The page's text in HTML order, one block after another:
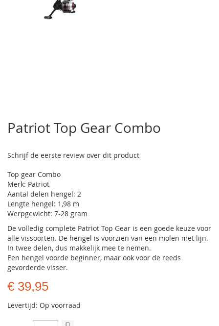
het
begin
de
gallerij
Patriot Top Gear Combo
Schrijf de eerste review over dit product
Top gear Combo
Merk: Patriot
Aantal delen hengel: 2
Lengte hengel: 1,98 m
Werpgewicht: 7-28 gram
De volledig complete Patriot Top Gear is een goede keuze voor
alle vissoorten. De hengel is voorzien van een molen met lijn.
In twee delen, dus makkelijk mee te nemen.
Een hengel voorde beginner, maar ook voor de reeds
gevorderde visser.
€ 39,95
Levertijd: Op voorraad